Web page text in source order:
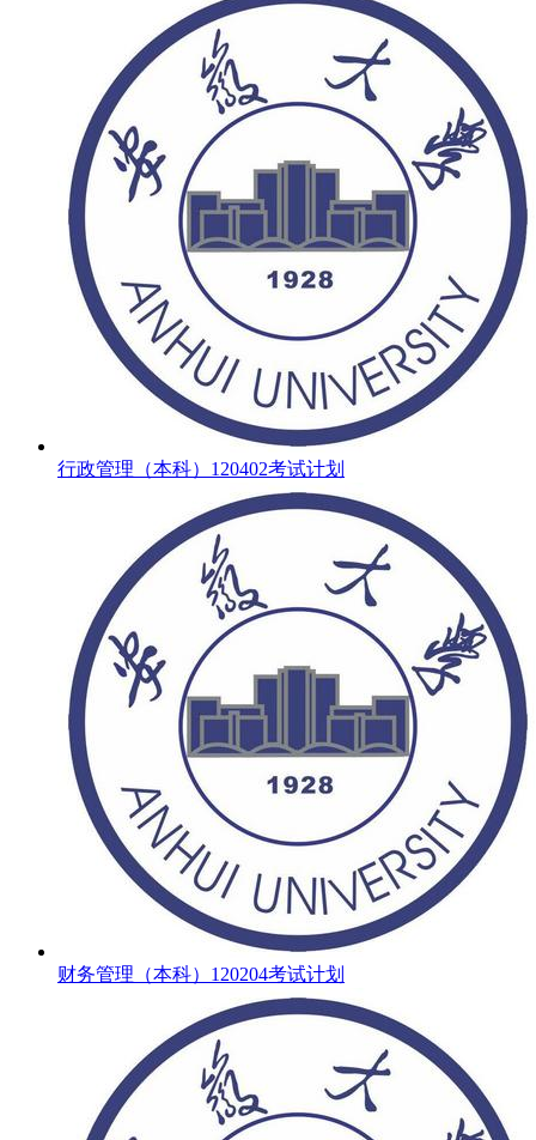
行政管理（本科）120402考试计划
财务管理（本科）120204考试计划